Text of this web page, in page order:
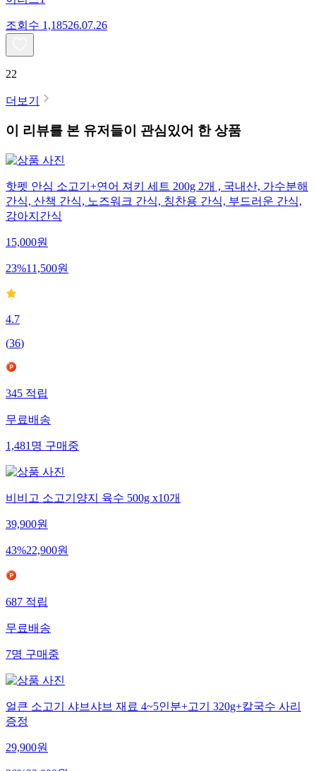
조회수 1,18526.07.26
22
더보기
이 리뷰를 본 유저들이 관심있어 한 상품
핫펫 안심 소고기+연어 져키 세트 200g 2개 , 국내산, 가수분해
간식, 산책 간식, 노즈워크 간식, 칭찬용 간식, 부드러운 간식,
강아지간식
15,000원
23%11,500원
4.7
(36)
345 적립
무료배송
1,481 명 구매중
비비고 소고기양지 육수 500g x10개
39,900원
43%22,900원
687 적립
무료배송
7명 구매중
얼큰 소고기 샤브샤브 재료 4~5인분+고기 320g+칼국수 사리
증정
29,900원